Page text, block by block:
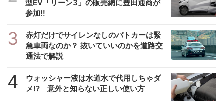
型EV「リーン3」の販売網に豊田通商が
参加!!
3
赤灯だけでサイレンなしのパトカーは緊
急車両なのか？ 抜いていいのかを道路交
通法で解説
4
ウォッシャー液は水道水で代用しちゃダ
メ!? 意外と知らない正しい使い方